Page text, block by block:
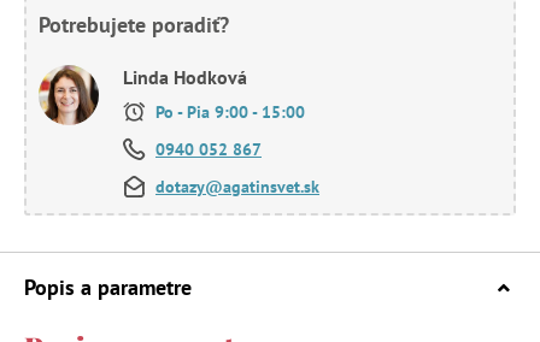
Potrebujete poradiť?
Linda Hodková
Po - Pia 9:00 - 15:00
0940 052 867
dotazy@agatinsvet.sk
Popis a parametre